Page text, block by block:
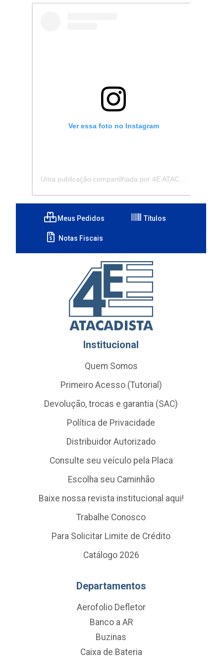
Ver essa foto no Instagram
Meus Pedidos Títulos
Notas Fiscais
Institucional
Quem Somos
Primeiro Acesso (Tutorial)
Devolução, trocas e garantia (SAC)
Política de Privacidade
Distribuidor Autorizado
Consulte seu veículo pela Placa
Escolha seu Caminhão
Baixe nossa revista institucional aqui!
Trabalhe Conosco
Para Solicitar Limite de Crédito
Catálogo 2026
Departamentos
Aerofolio Defletor
Banco a AR
Buzinas
Caixa de Bateria